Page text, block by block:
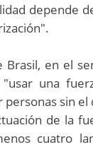
depende
Brasil, en el
una
sin
de la
cuatro